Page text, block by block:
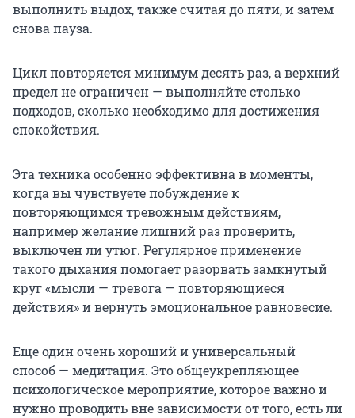
выполнить выдох, также считая до пяти, и затем
снова пауза.
Цикл повторяется минимум десять раз, а верхний
предел не ограничен — выполняйте столько
подходов, сколько необходимо для достижения
спокойствия.
Эта техника особенно эффективна в моменты,
когда вы чувствуете побуждение к
повторяющимся тревожным действиям,
например желание лишний раз проверить,
выключен ли утюг. Регулярное применение
такого дыхания помогает разорвать замкнутый
круг «мысли — тревога — повторяющиеся
действия» и вернуть эмоциональное равновесие.
Еще один очень хороший и универсальный
способ — медитация. Это общеукрепляющее
психологическое мероприятие, которое важно и
нужно проводить вне зависимости от того, есть ли